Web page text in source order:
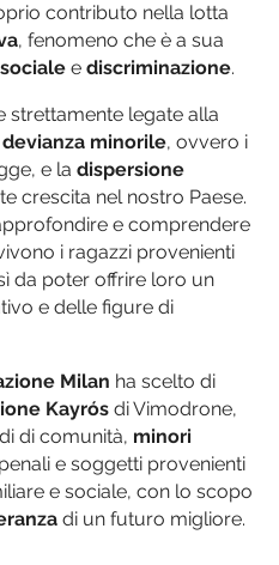
contributo nella lotta
, fenomeno che è a sua
e discriminazione.
strettamente legate alla
devianza minorile, ovvero i
e la dispersione
crescita nel nostro Paese.
e comprendere
i ragazzi provenienti
da poter offrire loro un
e delle figure di
Milan ha scelto di
Kayrós di Vimodrone,
di comunità, minori
e soggetti provenienti
e sociale, con lo scopo
di un futuro migliore.